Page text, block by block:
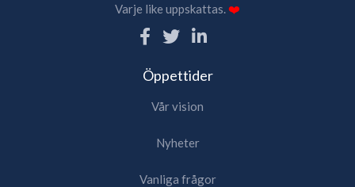
Varje like uppskattas.❤️
Öppettider
Vår vision
Nyheter
Vanliga frågor